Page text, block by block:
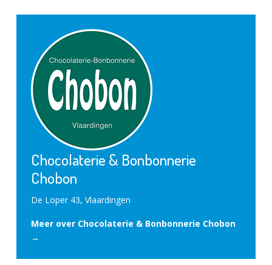
Chocolaterie & Bonbonnerie
Chobon
De Loper 43, Vlaardingen
Meer over Chocolaterie & Bonbonnerie Chobon
→